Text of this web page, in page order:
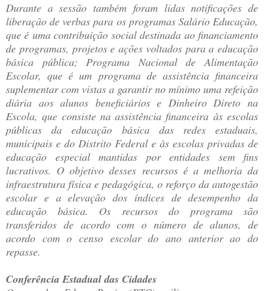
Durante a sessão também foram lidas notificações de
liberação de verbas para os programas Salário Educação,
que é uma contribuição social destinada ao financiamento
de programas, projetos e ações voltados para a educação
básica pública; Programa Nacional de Alimentação
Escolar, que é um programa de assistência financeira
suplementar com vistas a garantir no mínimo uma refeição
diária aos alunos beneficiários e Dinheiro Direto na
Escola, que consiste na assistência financeira às escolas
públicas da educação básica das redes estaduais,
municipais e do Distrito Federal e às escolas privadas de
educação especial mantidas por entidades sem fins
lucrativos. O objetivo desses recursos é a melhoria da
infraestrutura física e pedagógica, o reforço da autogestão
escolar e a elevação dos índices de desempenho da
educação básica. Os recursos do programa são
transferidos de acordo com o número de alunos, de
acordo com o censo escolar do ano anterior ao do
repasse.
Conferência Estadual das Cidades